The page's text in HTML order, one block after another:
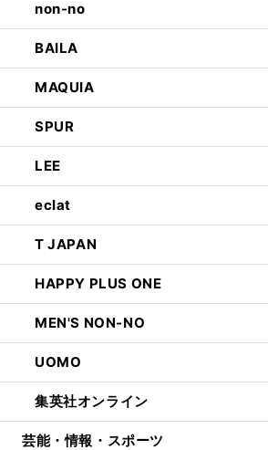
non-no
BAILA
MAQUIA
SPUR
LEE
eclat
T JAPAN
HAPPY PLUS ONE
MEN'S NON-NO
UOMO
集英社オンライン
芸能・情報・スポーツ